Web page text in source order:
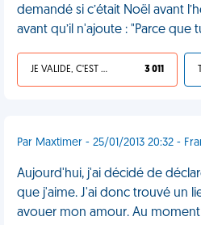
demandé si c’était Noël avant
avant qu’il n'ajoute : "Parce que
JE VALIDE, C'EST UNE VDM 3 011
Par Maxtimer - 25/01/2013 20:32 -
Aujourd'hui, j'ai décidé de
que j'aime. J'ai donc trouvé un
avouer mon amour. Au